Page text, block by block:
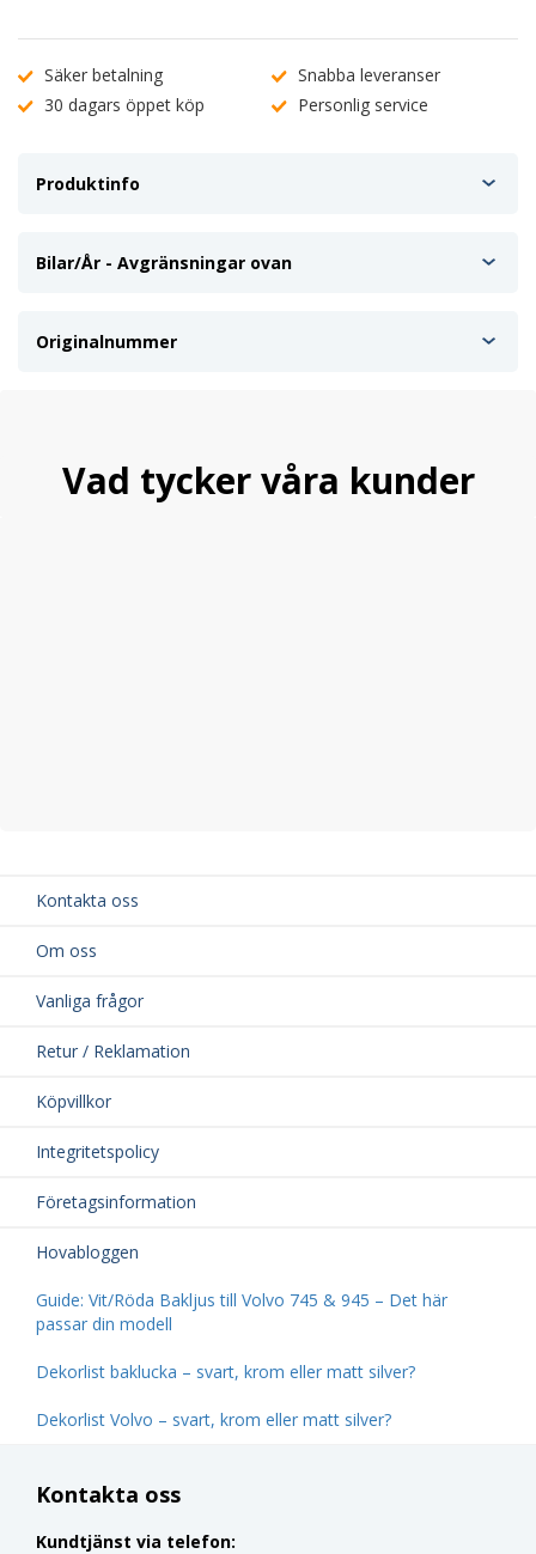
Seat Alhambra (710) Från 06.2010->
Orginalnummer: 5N0949102B
Säker betalning
Snabba leveranser
30 dagars öppet köp
Personlig service
Produktinfo
Bilar/År - Avgränsningar ovan
Originalnummer
Vad tycker våra kunder
Kontakta oss
Om oss
Vanliga frågor
Retur / Reklamation
Köpvillkor
Integritetspolicy
Företagsinformation
Hovabloggen
Guide: Vit/Röda Bakljus till Volvo 745 & 945 – Det här
passar din modell
Dekorlist baklucka – svart, krom eller matt silver?
Dekorlist Volvo – svart, krom eller matt silver?
Kontakta oss
Kundtjänst via telefon: